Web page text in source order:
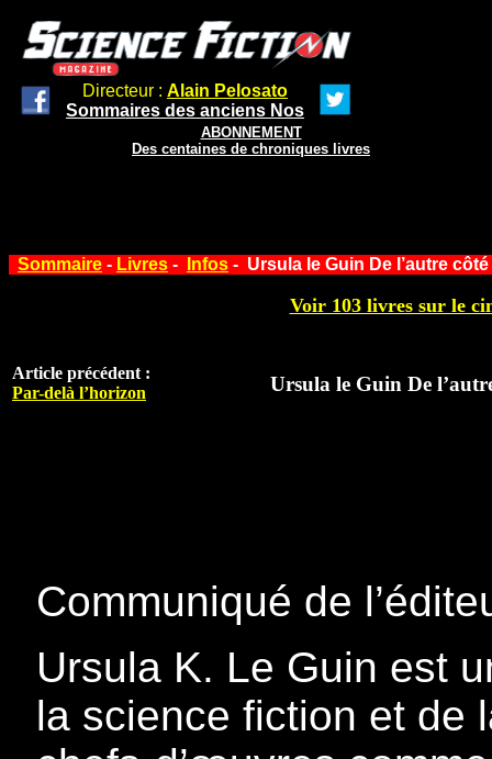
Directeur : Alain Pelosato
Sommaires des anciens Nos
ABONNEMENT
Des centaines de chroniques livres
Sommaire - Livres - Infos - Ursula le Guin De l’autre
Voir 103 livres sur le
Article précédent :
Par-delà l’horizon
Ursula le Guin De
Communiqué de
Ursula K. Le Guin est
la science fiction et de